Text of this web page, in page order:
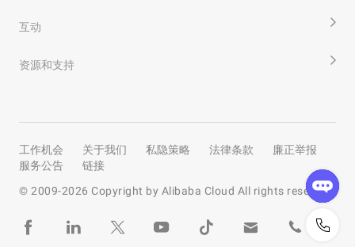
互动
资源和支持
工作机会 关于我们 私隐策略 法律条款
廉正举报
服务公告
链接
© 2009-2026 Copyright by Alibaba Cloud All rights reserved